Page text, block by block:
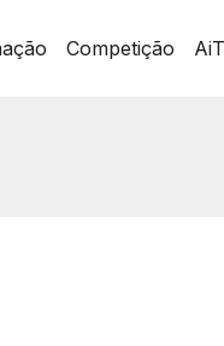
Competição